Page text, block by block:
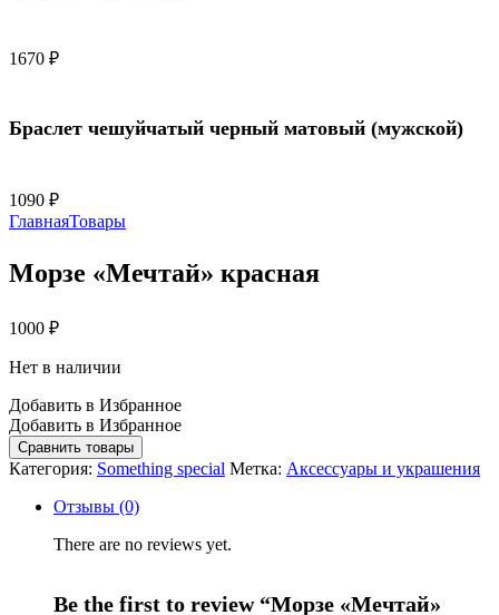
Логин
Нет учетной записи?
Регистрация
1670 ₽
Браслет чешуйчатый черный матовый (мужской)
1090 ₽
ГлавнаяТовары
Морзе «Мечтай» красная
1000 ₽
Нет в наличии
Добавить в Избранное
Добавить в Избранное
Сравнить товары
Категория: Something special Метка: Аксессуары и украшения
Отзывы (0)
There are no reviews yet.
Be the first to review “Морзе «Мечтай»